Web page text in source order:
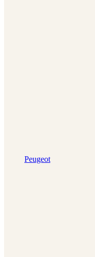
Peugeot